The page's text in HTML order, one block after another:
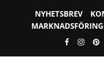
NYHETSBREV
MARKNADSFÖRING